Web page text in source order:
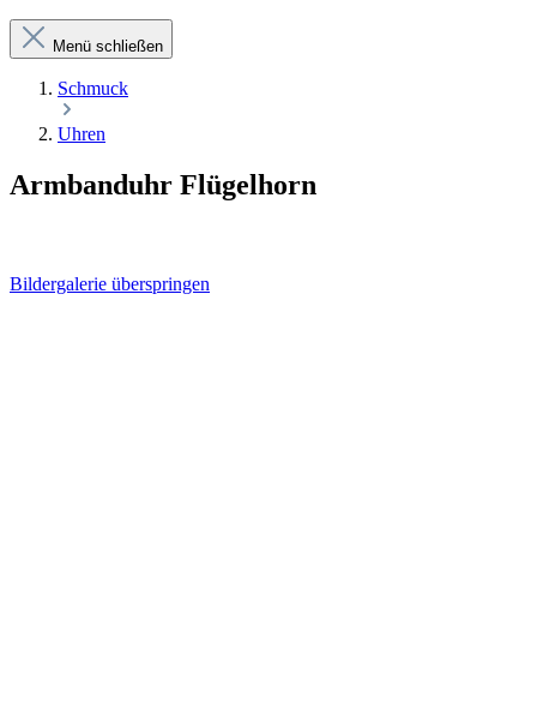
Menü schließen
Schmuck
Uhren
Armbanduhr Flügelhorn
Bildergalerie überspringen